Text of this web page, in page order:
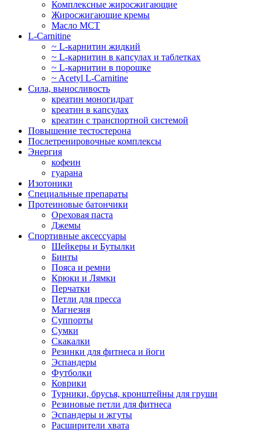
Комплексные жиросжигающие
Жиросжигающие кремы
Масло МСТ
L-Carnitine
~ L-карнитин жидкий
~ L-карнитин в капсулах и таблетках
~ L-карнитин в порошке
~ Acetyl L-Carnitine
Сила, выносливость
креатин моногидрат
креатин в капсулах
креатин с транспортной системой
Повышение тестостерона
Послетренировочные комплексы
Энергия
кофеин
гуарана
Изотоники
Специальные препараты
Протеиновые батончики
Ореховая паста
Джемы
Спортивные аксессуары
Шейкеры и Бутылки
Бинты
Пояса и ремни
Крюки и Лямки
Перчатки
Петли для пресса
Магнезия
Суппорты
Сумки
Скакалки
Резинки для фитнеса и йоги
Эспандеры
Футболки
Коврики
Турники, брусья, кронштейны для груши
Резиновые петли для фитнеса
Эспандеры и жгуты
Расширители хвата